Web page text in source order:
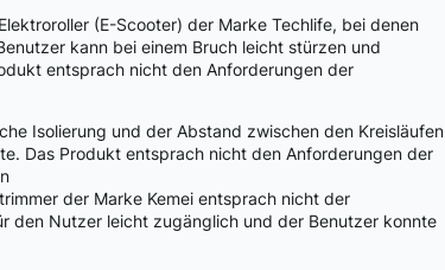
(E-Scooter) der Marke Techlife, bei denen
kann bei einem Bruch leicht stürzen und
entsprach nicht den Anforderungen der
Isolierung und der Abstand zwischen den Kreisläufen
Das Produkt entsprach nicht den Anforderungen der
der Marke Kemei entsprach nicht der
den Nutzer leicht zugänglich und der Benutzer konnte